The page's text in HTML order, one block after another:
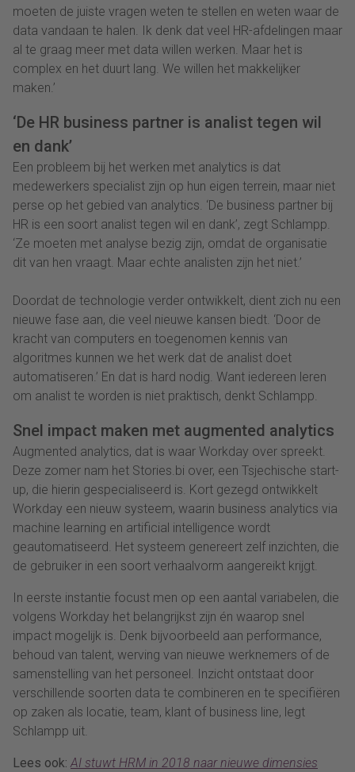
moeten de juiste vragen weten te stellen en weten waar de
data vandaan te halen. Ik denk dat veel HR-afdelingen maar
al te graag meer met data willen werken. Maar het is
complex en het duurt lang. We willen het makkelijker
maken.’
‘De HR business partner is analist tegen wil
en dank’
Een probleem bij het werken met analytics is dat
medewerkers specialist zijn op hun eigen terrein, maar niet
perse op het gebied van analytics. ‘De business partner bij
HR is een soort analist tegen wil en dank’, zegt Schlampp.
‘Ze moeten met analyse bezig zijn, omdat de organisatie
dit van hen vraagt. Maar echte analisten zijn het niet.’
Doordat de technologie verder ontwikkelt, dient zich nu een
nieuwe fase aan, die veel nieuwe kansen biedt. ‘Door de
kracht van computers en toegenomen kennis van
algoritmes kunnen we het werk dat de analist doet
automatiseren.’ En dat is hard nodig. Want iedereen leren
om analist te worden is niet praktisch, denkt Schlampp.
Snel impact maken met augmented analytics
Augmented analytics, dat is waar Workday over spreekt.
Deze zomer nam het Stories.bi over, een Tsjechische start-
up, die hierin gespecialiseerd is. Kort gezegd ontwikkelt
Workday een nieuw systeem, waarin business analytics via
machine learning en artificial intelligence wordt
geautomatiseerd. Het systeem genereert zelf inzichten, die
de gebruiker in een soort verhaalvorm aangereikt krijgt.
In eerste instantie focust men op een aantal variabelen, die
volgens Workday het belangrijkst zijn én waarop snel
impact mogelijk is. Denk bijvoorbeeld aan performance,
behoud van talent, werving van nieuwe werknemers of de
samenstelling van het personeel. Inzicht ontstaat door
verschillende soorten data te combineren en te specifiëren
op zaken als locatie, team, klant of business line, legt
Schlampp uit.
Lees ook: AI stuwt HRM in 2018 naar nieuwe dimensies